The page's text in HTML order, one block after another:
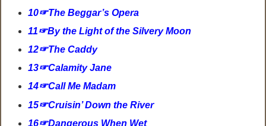
10☞The Beggar’s Opera
11☞By the Light of the Silvery Moon
12☞The Caddy
13☞Calamity Jane
14☞Call Me Madam
15☞Cruisin’ Down the River
16☞Dangerous When Wet